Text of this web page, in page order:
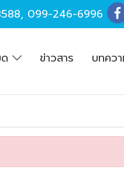
, 099-246-6996
ด ข่าวสาร บทคว